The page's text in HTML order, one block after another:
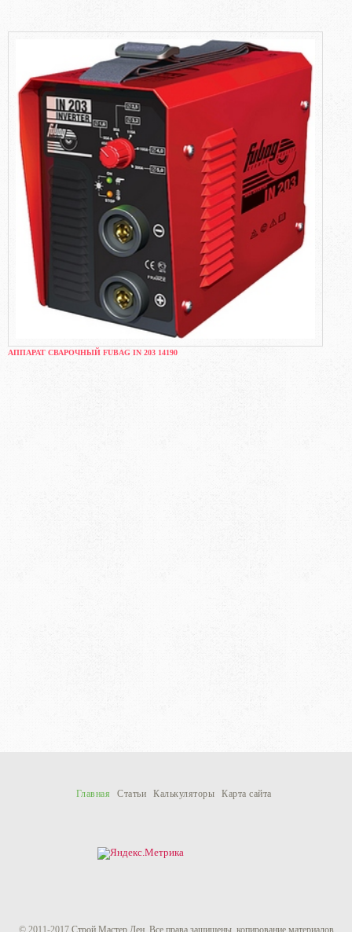
АППАРАТ СВАРОЧНЫЙ FUBAG IN 203 14190
Главная Статьи Калькуляторы Карта сайта